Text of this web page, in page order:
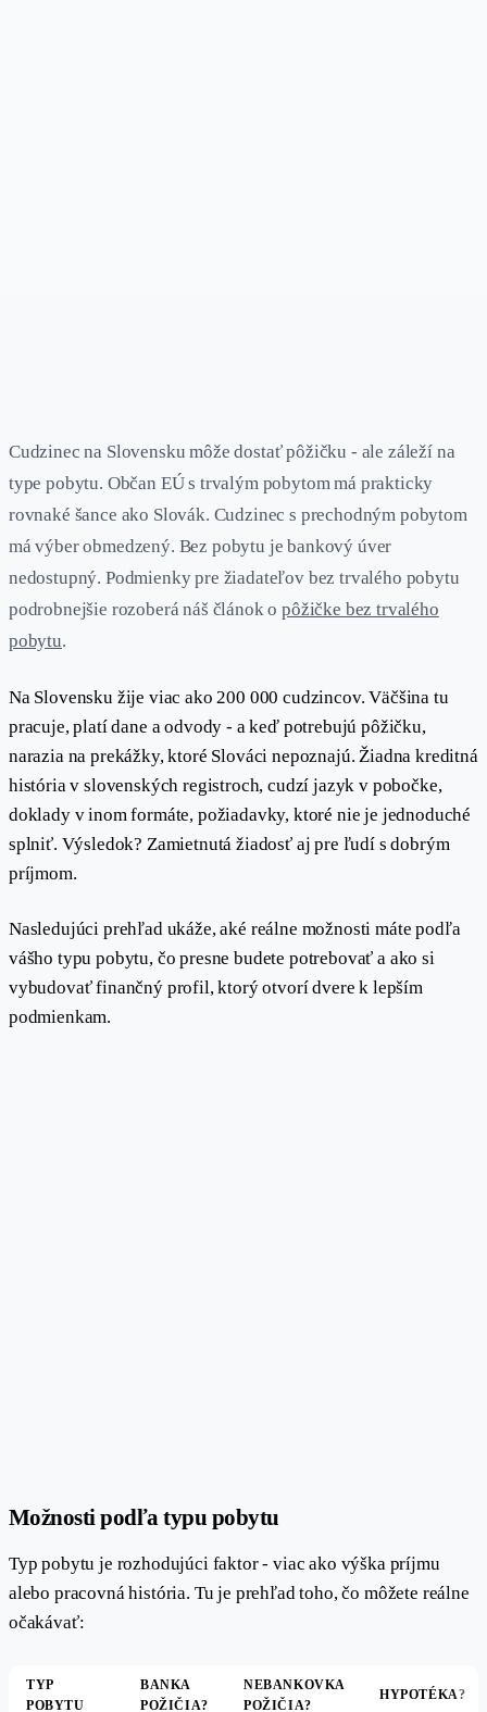
Cudzinec na Slovensku môže dostať pôžičku - ale záleží na
type pobytu. Občan EÚ s trvalým pobytom má prakticky
rovnaké šance ako Slovák. Cudzinec s prechodným pobytom
má výber obmedzený. Bez pobytu je bankový úver
nedostupný. Podmienky pre žiadateľov bez trvalého pobytu
podrobnejšie rozoberá náš článok opôžičke bez trvalého
pobytu.
Na Slovensku žije viac ako 200 000 cudzincov. Väčšina tu
pracuje, platí dane a odvody - a keď potrebujú pôžičku,
narazia na prekážky, ktoré Slováci nepoznajú. Žiadna kreditná
história v slovenských registroch, cudzí jazyk v pobočke,
doklady v inom formáte, požiadavky, ktoré nie je jednoduché
splniť. Výsledok? Zamietnutá žiadosť aj pre ľudí s dobrým
príjmom.
Nasledujúci prehľad ukáže, aké reálne možnosti máte podľa
vášho typu pobytu, čo presne budete potrebovať a ako si
vybudovať finančný profil, ktorý otvorí dvere k lepším
podmienkam.
Možnosti podľa typu pobytu
Typ pobytu je rozhodujúci faktor - viac ako výška príjmu
alebo pracovná história. Tu je prehľad toho, čo môžete reálne
očakávať:
TYP
POBYTU
BANKA
POŽIČIA?
NEBANKOVKA
POŽIČIA?
HYPOTÉKA?